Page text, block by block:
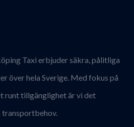
Taxi erbjuder säkra, pålitliga
över hela Sverige. Med fokus på
runt tillgänglighet är vi det